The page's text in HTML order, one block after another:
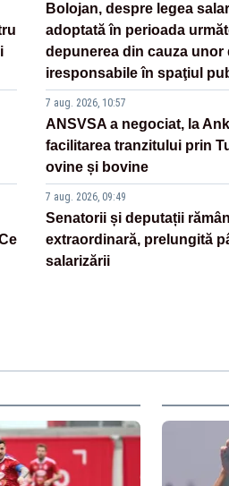
Bolojan, despre legea
adoptată în perioada
depunerea din cauza
iresponsabile în spaţiul
7 aug. 2026, 10:57
ANSVSA a negociat, la
facilitarea tranzitului prin
ovine și bovine
7 aug. 2026, 09:49
Senatorii și deputații
extraordinară, prelungită
salarizării